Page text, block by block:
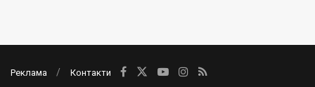
Реклама Контакти